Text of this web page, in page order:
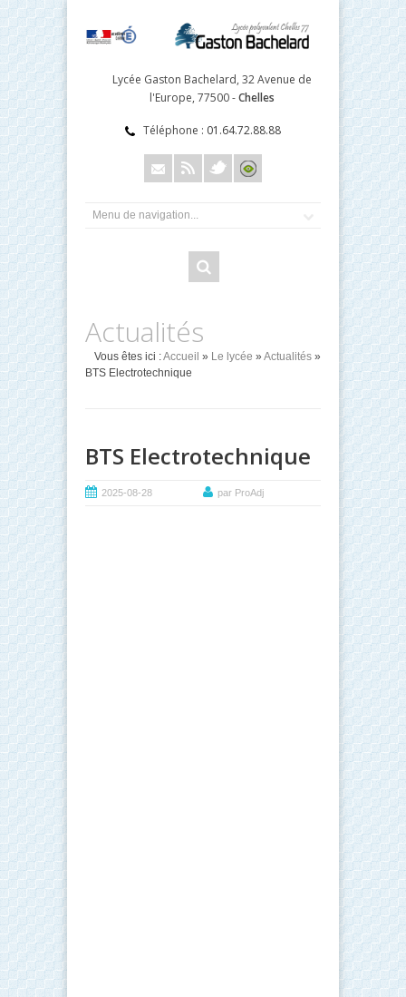
Lycée Gaston Bachelard, 32 Avenue de
l'Europe, 77500 -Chelles
Téléphone : 01.64.72.88.88
Actualités
Vous êtes ici :Accueil » Le lycée » Actualités »
BTS Electrotechnique
BTS Electrotechnique
2025-08-28 par ProAdj